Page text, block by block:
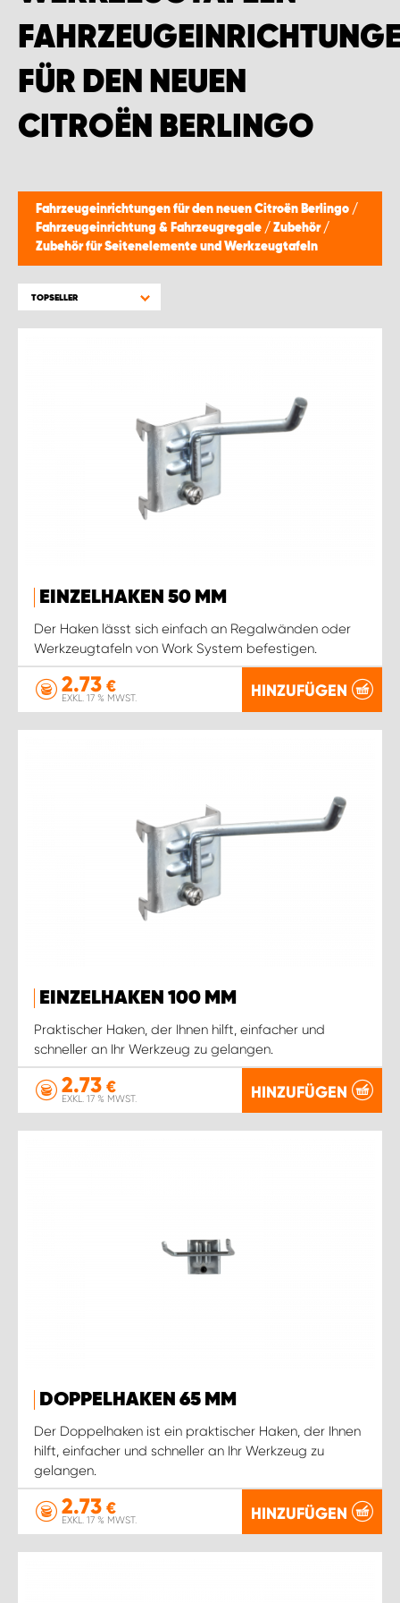
FÜR DEN NEUEN
CITROËN BERLINGO
Fahrzeugeinrichtungen für den neuen Citroën Berlingo /
Fahrzeugeinrichtung & Fahrzeugregale / Zubehör /
Zubehör für Seitenelemente und Werkzeugtafeln
TOPSELLER
EINZELHAKEN 50 MM
Der Haken lässt sich einfach an Regalwänden oder
Werkzeugtafeln von Work System befestigen.
2.73 €
EXKL. 17 % MWST. HINZUFÜGEN
EINZELHAKEN 100 MM
Praktischer Haken, der Ihnen hilft, einfacher und
schneller an Ihr Werkzeug zu gelangen.
2.73 €
EXKL. 17 % MWST. HINZUFÜGEN
DOPPELHAKEN 65 MM
Der Doppelhaken ist ein praktischer Haken, der Ihnen
hilft, einfacher und schneller an Ihr Werkzeug zu
gelangen.
2.73 €
EXKL. 17 % MWST. HINZUFÜGEN